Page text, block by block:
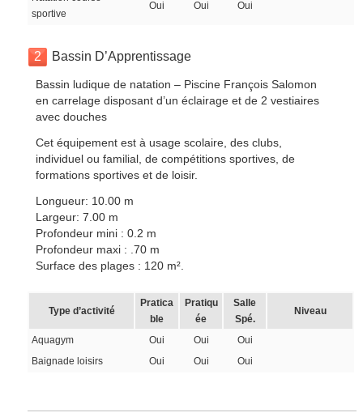
sportive
Oui Oui Oui
2 Bassin D’Apprentissage
Bassin ludique de natation – Piscine François Salomon
en carrelage disposant d’un éclairage et de 2 vestiaires
avec douches
Cet équipement est à usage scolaire, des clubs,
individuel ou familial, de compétitions sportives, de
formations sportives et de loisir.
Longueur: 10.00 m
Largeur: 7.00 m
Profondeur mini : 0.2 m
Profondeur maxi : .70 m
Surface des plages : 120 m².
Type d’activité
Pratica
ble
Pratiqu
ée
Salle
Spé.
Niveau
Aquagym Oui Oui
Oui
Baignade loisirs
Oui Oui Oui